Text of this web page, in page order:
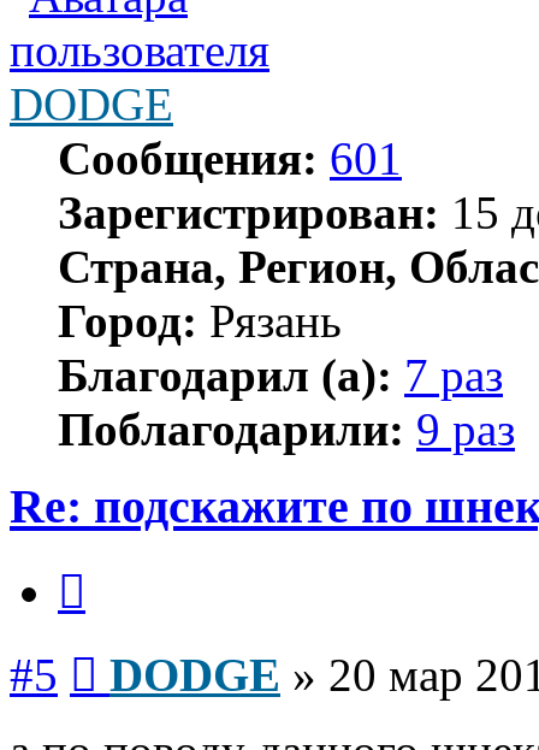
DODGE
Сообщения: 601
Зарегистрирован: 15
Страна, Регион,
Город: Рязань
Благодарил (а): 7 раз
Поблагодарили: 9 раз
Re: подскажите по
#5 DODGE » 20 мар